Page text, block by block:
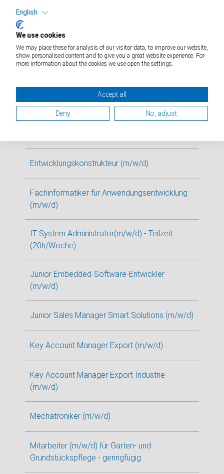
Weitere Stellenangebote für Sie
Ausbildung Fachinformatiker für
Systemintegration (m/w/d)
Entwicklungskonstrukteur (m/w/d)
Fachinformatiker für Anwendungsentwicklung
(m/w/d)
IT System Administrator(m/w/d) - Teilzeit
(20h/Woche)
Junior Embedded-Software-Entwickler
(m/w/d)
Junior Sales Manager Smart Solutions (m/w/d)
Key Account Manager Export (m/w/d)
Key Account Manager Export Industrie
(m/w/d)
Mechatroniker (m/w/d)
Mitarbeiter (m/w/d) für Garten- und
Grundstückspflege - geringfügig
English
We use cookies
We may place these for analysis of our visitor data, to improve our website,
show personalised content and to give you a great website experience. For
more information about the cookies we use open the settings.
Accept all
Deny No, adjust